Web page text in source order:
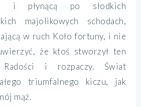
i płynącą po słodkich
majolikowych schodach,
w ruch Koło fortuny, i nie
że ktoś stworzył ten
Radości i rozpaczy. Świat
triumfalnego kiczu, jak
mąż.